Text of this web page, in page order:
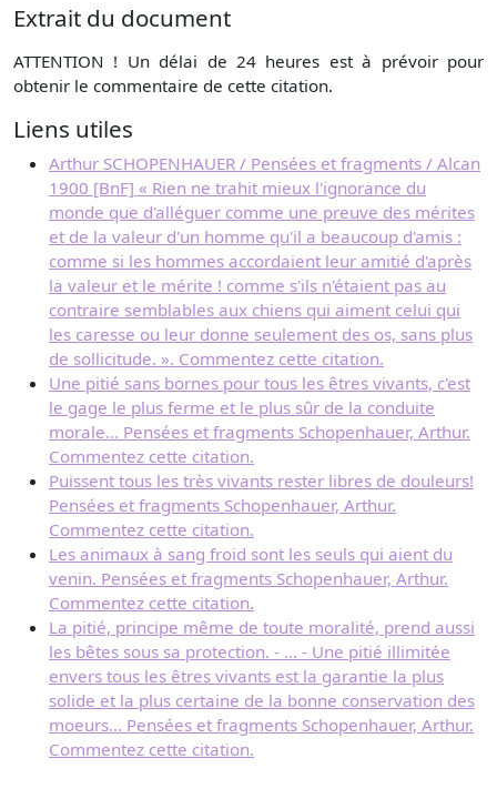
Extrait du document
ATTENTION ! Un délai de 24 heures est à prévoir pour
obtenir le commentaire de cette citation.
Liens utiles
Arthur SCHOPENHAUER / Pensées et fragments / Alcan
1900 [BnF] « Rien ne trahit mieux l'ignorance du
monde que d'alléguer comme une preuve des mérites
et de la valeur d'un homme qu'il a beaucoup d'amis :
comme si les hommes accordaient leur amitié d'après
la valeur et le mérite ! comme s'ils n'étaient pas au
contraire semblables aux chiens qui aiment celui qui
les caresse ou leur donne seulement des os, sans plus
de sollicitude. ». Commentez cette citation.
Une pitié sans bornes pour tous les êtres vivants, c'est
le gage le plus ferme et le plus sûr de la conduite
morale... Pensées et fragments Schopenhauer, Arthur.
Commentez cette citation.
Puissent tous les très vivants rester libres de douleurs!
Pensées et fragments Schopenhauer, Arthur.
Commentez cette citation.
Les animaux à sang froid sont les seuls qui aient du
venin. Pensées et fragments Schopenhauer, Arthur.
Commentez cette citation.
La pitié, principe même de toute moralité, prend aussi
les bêtes sous sa protection. - ... - Une pitié illimitée
envers tous les êtres vivants est la garantie la plus
solide et la plus certaine de la bonne conservation des
moeurs... Pensées et fragments Schopenhauer, Arthur.
Commentez cette citation.